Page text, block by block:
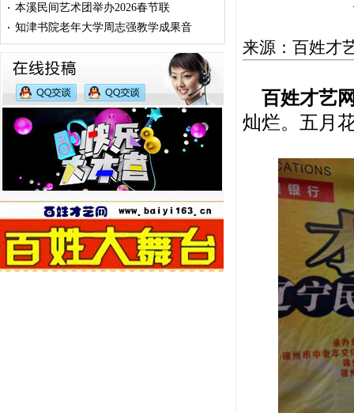
· 本溪民间艺术团举办2026春节联
· 知津书院老年大学周志强教学成果音
来源：百姓才
百姓才艺
灿烂。五月